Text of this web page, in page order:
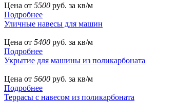
Цена от 5500 руб. за кв/м
Подробнее
Уличные навесы для машин
Цена от 5400 руб. за кв/м
Подробнее
Укрытие для машины из поликарбоната
Цена от 5600 руб. за кв/м
Подробнее
Террасы с навесом из поликарбоната